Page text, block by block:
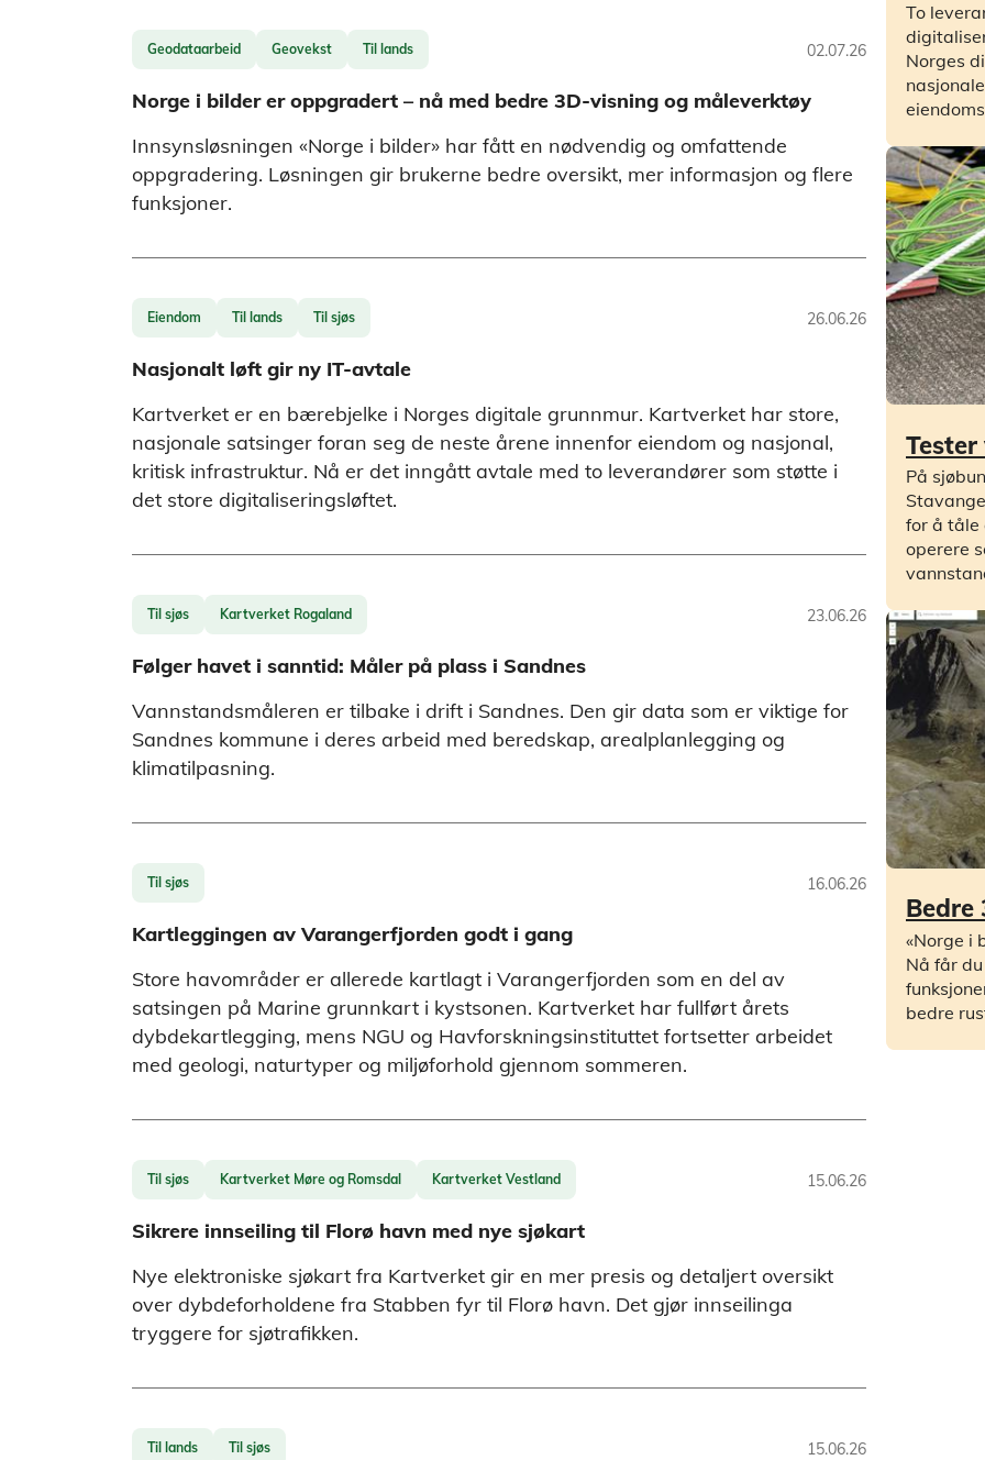
Geodataarbeid Geovekst Til lands 02.07.26
Norge i bilder er oppgradert – nå med bedre 3D-visning og måleverktøy
Innsynsløsningen «Norge i bilder» har fått en nødvendig og omfattende
oppgradering. Løsningen gir brukerne bedre oversikt, mer informasjon og flere
funksjoner.
Eiendom Til lands Til sjøs 26.06.26
Nasjonalt løft gir ny IT-avtale
Kartverket er en bærebjelke i Norges digitale grunnmur. Kartverket har store,
nasjonale satsinger foran seg de neste årene innenfor eiendom og nasjonal,
kritisk infrastruktur. Nå er det inngått avtale med to leverandører som støtte i
det store digitaliseringsløftet.
Til sjøs Kartverket Rogaland 23.06.26
Følger havet i sanntid: Måler på plass i Sandnes
Vannstandsmåleren er tilbake i drift i Sandnes. Den gir data som er viktige for
Sandnes kommune i deres arbeid med beredskap, arealplanlegging og
klimatilpasning.
Til sjøs 16.06.26
Kartleggingen av Varangerfjorden godt i gang
Store havområder er allerede kartlagt i Varangerfjorden som en del av
satsingen på Marine grunnkart i kystsonen. Kartverket har fullført årets
dybdekartlegging, mens NGU og Havforskningsinstituttet fortsetter arbeidet
med geologi, naturtyper og miljøforhold gjennom sommeren.
Til sjøs Kartverket Møre og Romsdal Kartverket Vestland 15.06.26
Sikrere innseiling til Florø havn med nye sjøkart
Nye elektroniske sjøkart fra Kartverket gir en mer presis og detaljert oversikt
over dybdeforholdene fra Stabben fyr til Florø havn. Det gjør innseilinga
tryggere for sjøtrafikken.
Til lands Til sjøs 15.06.26
To
Norges
På
for å tåle
operere
Bedre
«Norge i
Nå får
bedre